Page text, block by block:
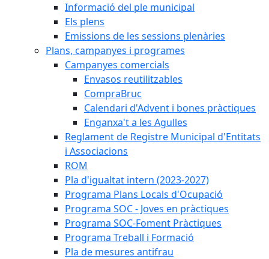
Informació del ple municipal
Els plens
Emissions de les sessions plenàries
Plans, campanyes i programes
Campanyes comercials
Envasos reutilitzables
CompraBruc
Calendari d'Advent i bones pràctiques
Enganxa't a les Agulles
Reglament de Registre Municipal d'Entitats
i Associacions
ROM
Pla d'igualtat intern (2023-2027)
Programa Plans Locals d'Ocupació
Programa SOC - Joves en pràctiques
Programa SOC-Foment Pràctiques
Programa Treball i Formació
Pla de mesures antifrau